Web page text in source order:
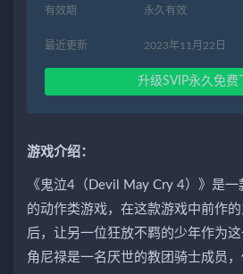
有效期 永久有效
最近更新 2023年11月22日
升级SVIP永久免费
游戏介绍：
《鬼泣4（Devil May Cry 4）》是
的动作类游戏，在这款游戏中前作
后，让另一位狂放不羁的少年作为
角尼禄是一名厌世的教团骑士成员，